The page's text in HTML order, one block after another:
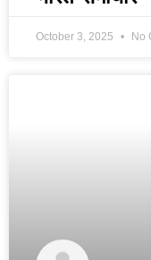
October 3, 2025 No